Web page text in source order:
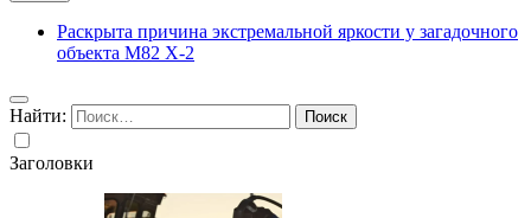
Раскрыта причина экстремальной яркости у загадочного
объекта M82 X-2
Найти:
Заголовки